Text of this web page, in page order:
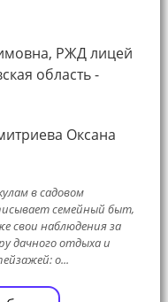
РЖД лицей
область -
Оксана
в садовом
семейный быт,
свои наблюдения за
дачного отдыха и
о...